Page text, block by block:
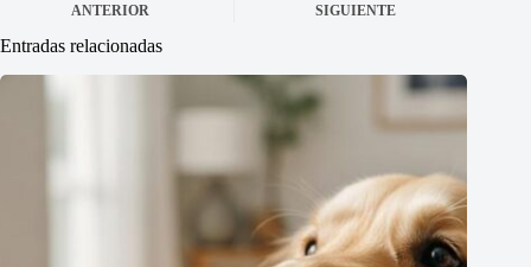
ANTERIOR SIGUIENTE
Entradas relacionadas